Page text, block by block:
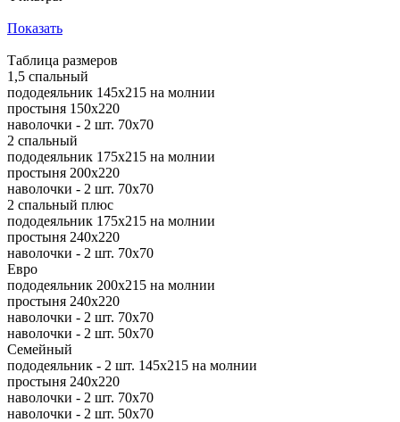
Показать
Таблица размеров
1,5 спальный
пододеяльник 145х215 на молнии
простыня 150х220
наволочки - 2 шт. 70х70
2 спальный
пододеяльник 175х215 на молнии
простыня 200х220
наволочки - 2 шт. 70х70
2 спальный плюс
пододеяльник 175х215 на молнии
простыня 240х220
наволочки - 2 шт. 70х70
Евро
пододеяльник 200х215 на молнии
простыня 240х220
наволочки - 2 шт. 70х70
наволочки - 2 шт. 50х70
Семейный
пододеяльник - 2 шт. 145х215 на молнии
простыня 240х220
наволочки - 2 шт. 70х70
наволочки - 2 шт. 50х70